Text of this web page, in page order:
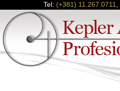
Tel: (+381) 11.267.0711